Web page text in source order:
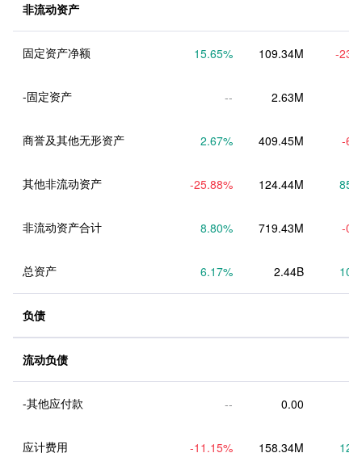
非流动资产
固定资产净额 15.65% 109.34M -
-固定资产 -- 2.63M
商誉及其他无形资产 2.67% 409.45M -
其他非流动资产 -25.88% 124.44M
非流动资产合计 8.80% 719.43M -
总资产 6.17% 2.44B
负债
流动负债
-其他应付款 -- 0.00
应计费用 -11.15% 158.34M